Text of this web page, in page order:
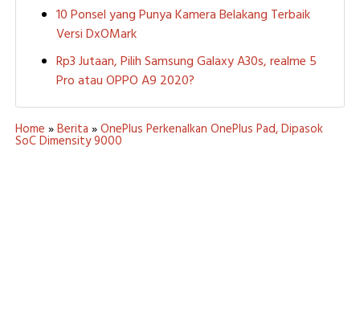
10 Ponsel yang Punya Kamera Belakang Terbaik
Versi DxOMark
Rp3 Jutaan, Pilih Samsung Galaxy A30s, realme 5
Pro atau OPPO A9 2020?
Home »Berita »OnePlus Perkenalkan OnePlus Pad, Dipasok
SoC Dimensity 9000